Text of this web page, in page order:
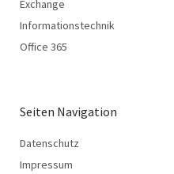
Exchange
Informationstechnik
Office 365
Seiten Navigation
Datenschutz
Impressum